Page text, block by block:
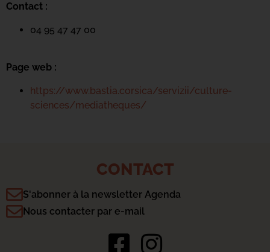
Contact :
04 95 47 47 00
Page web :
https://www.bastia.corsica/servizii/culture-
sciences/mediatheques/
CONTACT
S'abonner à la newsletter Agenda
Nous contacter par e-mail